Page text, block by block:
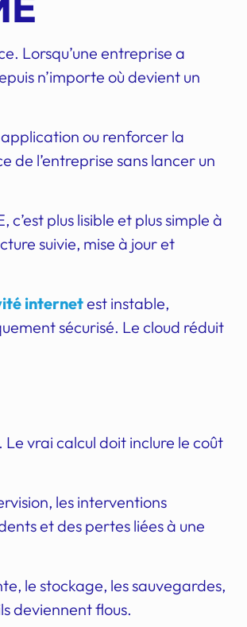
Lorsqu’une entreprise a
n’importe où devient un
ou renforcer la
de l’entreprise sans lancer un
plus lisible et plus simple à
suivie, mise à jour et
internetest instable,
sécurisé. Le cloud réduit
vrai calcul doit inclure le coût
les interventions
et des pertes liées à une
le stockage, les sauvegardes,
deviennent flous.